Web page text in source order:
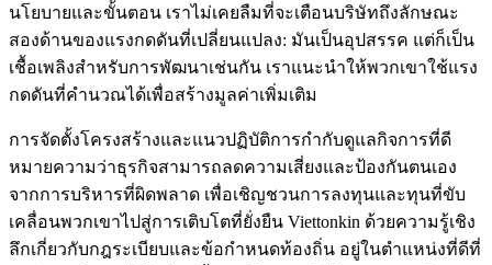
นโยบายและขั้นตอน เราไม่เคยลืมที่จะเตือนบริษัทถึงลักษณะ
สองด้านของแรงกดดันที่เปลี่ยนแปลง: มันเป็นอุปสรรค แต่ก็เป็น
เชื้อเพลิงสำหรับการพัฒนาเช่นกัน เราแนะนำให้พวกเขาใช้แรง
กดดันที่คำนวณได้เพื่อสร้างมูลค่าเพิ่มเติม
การจัดตั้งโครงสร้างและแนวปฏิบัติการกำกับดูแลกิจการที่ดี
หมายความว่าธุรกิจสามารถลดความเสี่ยงและป้องกันตนเอง
จากการบริหารที่ผิดพลาด เพื่อเชิญชวนการลงทุนและทุนที่ขับ
เคลื่อนพวกเขาไปสู่การเติบโตที่ยั่งยืน Viettonkin ด้วยความรู้เชิง
ลึกเกี่ยวกับกฎระเบียบและข้อกำหนดท้องถิ่น อยู่ในตำแหน่งที่ดีที่